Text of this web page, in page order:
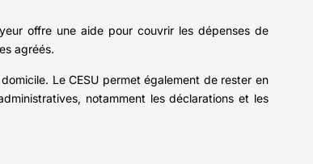
offre une aide pour couvrir les dépenses de
agréés.
Le CESU permet également de rester en
notamment les déclarations et les